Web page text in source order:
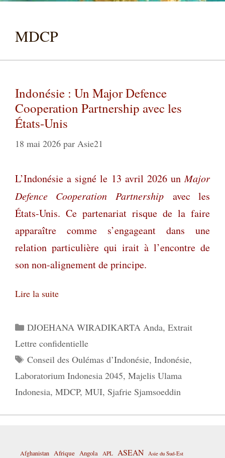
MDCP
Indonésie : Un Major Defence
Cooperation Partnership avec les
États-Unis
18 mai 2026 par Asie21
L’Indonésie a signé le 13 avril 2026 unMajor
Defence Cooperation
Partnershipavec les
États-Unis. Ce partenariat risque de la faire
apparaître comme s’engageant dans une
relation particulière qui irait à l’encontre de
son non-alignement de principe.
Lire la suite
Catégories
DJOEHANA WIRADIKARTA Anda, Extrait
Lettre confidentielle
Étiquettes
Conseil des Oulémas d’Indonésie, Indonésie,
Laboratorium Indonesia 2045, Majelis Ulama
Indonesia, MDCP, MUI, Sjafrie Sjamsoeddin
Afghanistan Afrique Angola APL ASEAN Asie du Sud-Est